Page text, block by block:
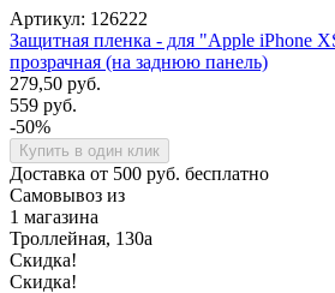
Артикул: 126222
Защитная пленка - для "Apple iPhone
прозрачная (на заднюю панель)
279,50 руб.
559 руб.
-50%
Купить в один клик
Доставка от 500 руб. бесплатно
Самовывоз из
1 магазина
Троллейная, 130а
Скидка!
Скидка!